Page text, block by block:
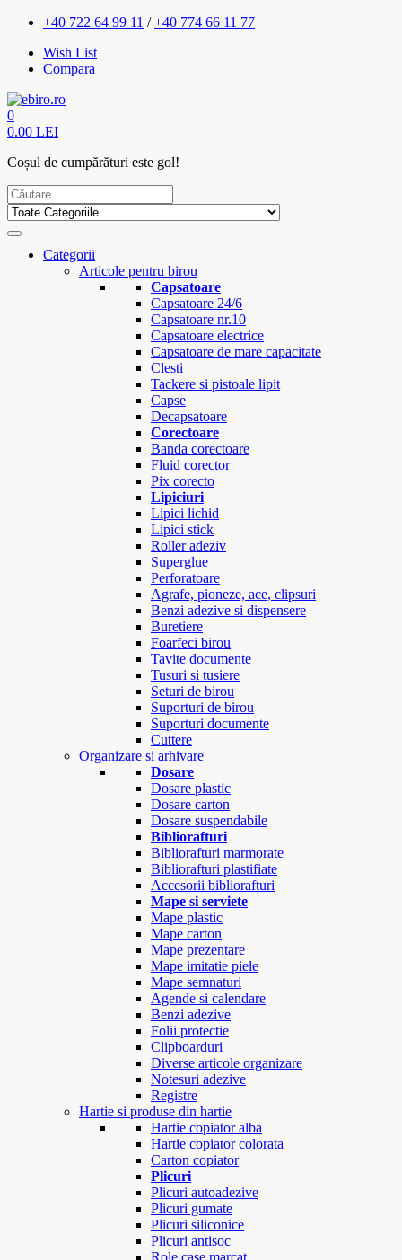
+40 722 64 99 11 /+40 774 66 11 77
Wish List
Compara
0
0.00 LEI
Coșul de cumpărături este gol!
Categorii
Articole pentru birou
Capsatoare
Capsatoare 24/6
Capsatoare nr.10
Capsatoare electrice
Capsatoare de mare capacitate
Clesti
Tackere si pistoale lipit
Capse
Decapsatoare
Corectoare
Banda corectoare
Fluid corector
Pix corecto
Lipiciuri
Lipici lichid
Lipici stick
Roller adeziv
Superglue
Perforatoare
Agrafe, pioneze, ace, clipsuri
Benzi adezive si dispensere
Buretiere
Foarfeci birou
Tavite documente
Tusuri si tusiere
Seturi de birou
Suporturi de birou
Suporturi documente
Cuttere
Organizare si arhivare
Dosare
Dosare plastic
Dosare carton
Dosare suspendabile
Bibliorafturi
Bibliorafturi marmorate
Bibliorafturi plastifiate
Accesorii bibliorafturi
Mape si serviete
Mape plastic
Mape carton
Mape prezentare
Mape imitatie piele
Mape semnaturi
Agende si calendare
Benzi adezive
Folii protectie
Clipboarduri
Diverse articole organizare
Notesuri adezive
Registre
Hartie si produse din hartie
Hartie copiator alba
Hartie copiator colorata
Carton copiator
Plicuri
Plicuri autoadezive
Plicuri gumate
Plicuri siliconice
Plicuri antisoc
Role case marcat